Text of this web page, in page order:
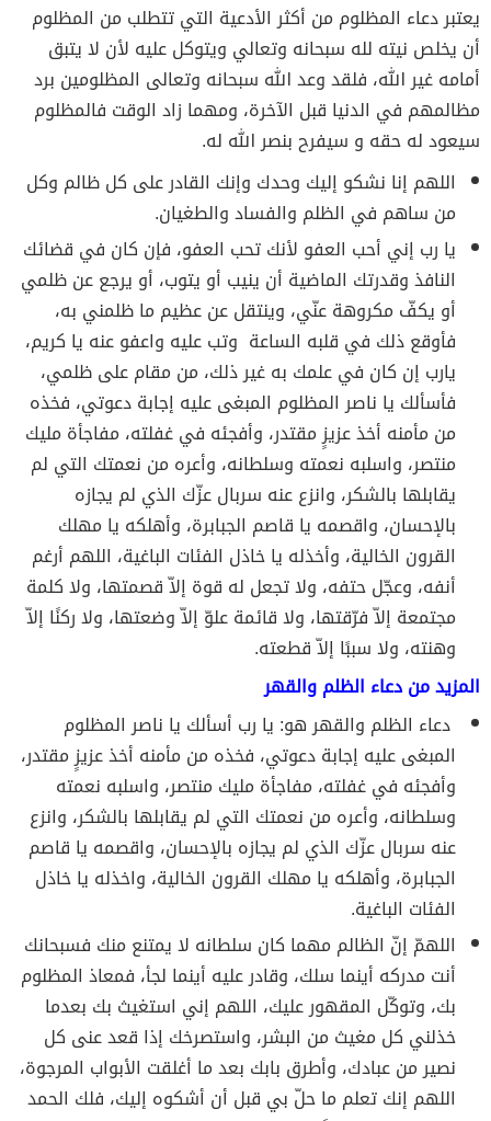
يعتبر دعاء المظلوم من أكثر الأدعية التي تتطلب من المظلوم
أن يخلص نيته لله سبحانه وتعالي ويتوكل عليه لأن لا يتبق
أمامه غير الله، فلقد وعد الله سبحانه وتعالى المظلومين برد
مظالمهم في الدنيا قبل الآخرة، ومهما زاد الوقت فالمظلوم
سيعود له حقه و سيفرح بنصر الله له.
اللهم إنا نشكو إليك وحدك وإنك القادر على كل ظالم وكل
من ساهم في الظلم والفساد والطغيان.
يا رب إني أحب العفو لأنك تحب العفو، فإن كان في قضائك
النافذ وقدرتك الماضية أن ينيب أو يتوب، أو يرجع عن ظلمي
أو يكفّ مكروهة عنّي، وينتقل عن عظيم ما ظلمني به،
فأوقع ذلك في قلبه الساعة وتب عليه واعفو عنه يا كريم،
يارب إن كان في علمك به غير ذلك، من مقام على ظلمي،
فأسألك يا ناصر المظلوم المبغى عليه إجابة دعوتي، فخذه
من مأمنه أخذ عزيزٍ مقتدر، وأفجئه في غفلته، مفاجأة مليك
منتصر، واسلبه نعمته وسلطانه، وأعره من نعمتك التي لم
يقابلها بالشكر، وانزع عنه سربال عزّك الذي لم يجازه
بالإحسان، واقصمه يا قاصم الجبابرة، وأهلكه يا مهلك
القرون الخالية، وأخذله يا خاذل الفئات الباغية، اللهم أرغم
أنفه، وعجّل حتفه، ولا تجعل له قوة إلاّ قصمتها، ولا كلمة
مجتمعة إلاّ فرّقتها، ولا قائمة علوّ إلاّ وضعتها، ولا ركنًا إلاّ
وهنته، ولا سببًا إلاّ قطعته.
المزيد من دعاء الظلم والقهر
دعاء الظلم والقهر هو: يا رب أسألك يا ناصر المظلوم
المبغى عليه إجابة دعوتي، فخذه من مأمنه أخذ عزيزٍ مقتدر،
وأفجئه في غفلته، مفاجأة مليك منتصر، واسلبه نعمته
وسلطانه، وأعره من نعمتك التي لم يقابلها بالشكر، وانزع
عنه سربال عزّك الذي لم يجازه بالإحسان، واقصمه يا قاصم
الجبابرة، وأهلكه يا مهلك القرون الخالية، واخذله يا خاذل
الفئات الباغية.
اللهمّ إنّ الظالم مهما كان سلطانه لا يمتنع منك فسبحانك
أنت مدركه أينما سلك، وقادر عليه أينما لجأ، فمعاذ المظلوم
بك، وتوكّل المقهور عليك، اللهم إني استغيث بك بعدما
خذلني كل مغيث من البشر، واستصرخك إذا قعد عنى كل
نصير من عبادك، وأطرق بابك بعد ما أغلقت الأبواب المرجوة،
اللهم إنك تعلم ما حلّ بي قبل أن أشكوه إليك، فلك الحمد